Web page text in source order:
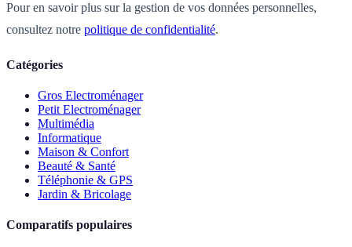
Pour en savoir plus sur la gestion de vos données personnelles,
consultez notre politique de confidentialité.
Catégories
Gros Electroménager
Petit Electroménager
Multimédia
Informatique
Maison & Confort
Beauté & Santé
Téléphonie & GPS
Jardin & Bricolage
Comparatifs populaires